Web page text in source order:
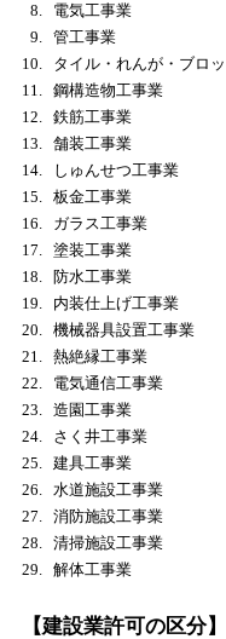
電気工事業
管工事業
タイル・れんが・ブロ
鋼構造物工事業
鉄筋工事業
舗装工事業
しゅんせつ工事業
板金工事業
ガラス工事業
塗装工事業
防水工事業
内装仕上げ工事業
機械器具設置工事業
熱絶縁工事業
電気通信工事業
造園工事業
さく井工事業
建具工事業
水道施設工事業
消防施設工事業
清掃施設工事業
解体工事業
【建設業許可の区分】